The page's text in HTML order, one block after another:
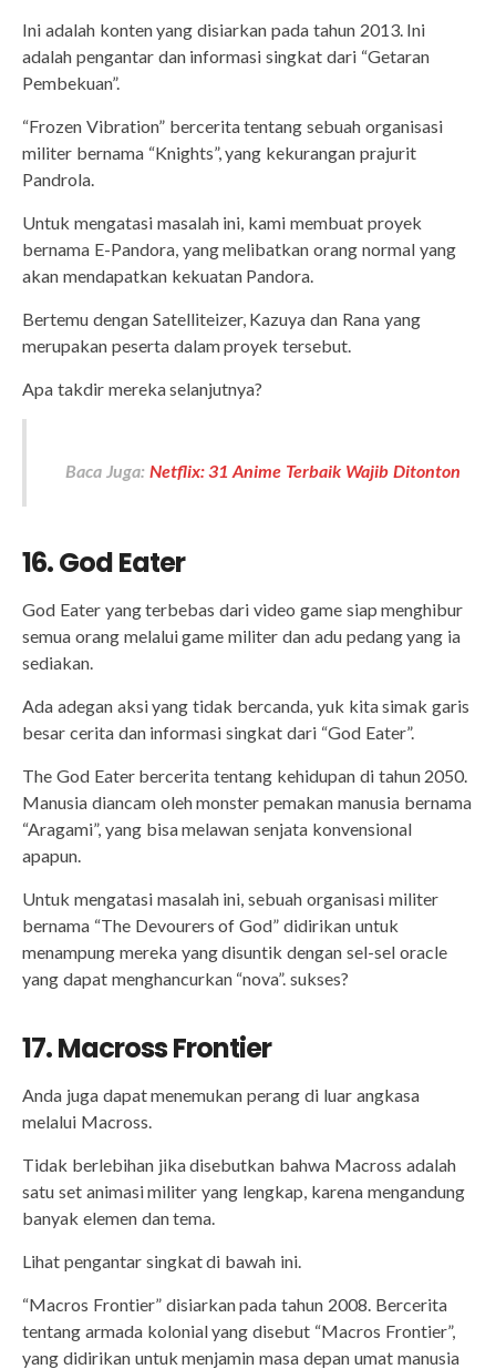
Ini adalah konten yang disiarkan pada tahun 2013. Ini
adalah pengantar dan informasi singkat dari “Getaran
Pembekuan”.
“Frozen Vibration” bercerita tentang sebuah organisasi
militer bernama “Knights”, yang kekurangan prajurit
Pandrola.
Untuk mengatasi masalah ini, kami membuat proyek
bernama E-Pandora, yang melibatkan orang normal yang
akan mendapatkan kekuatan Pandora.
Bertemu dengan Satelliteizer, Kazuya dan Rana yang
merupakan peserta dalam proyek tersebut.
Apa takdir mereka selanjutnya?
Baca Juga: Netflix: 31 Anime Terbaik Wajib Ditonton
16. God Eater
God Eater yang terbebas dari video game siap menghibur
semua orang melalui game militer dan adu pedang yang ia
sediakan.
Ada adegan aksi yang tidak bercanda, yuk kita simak garis
besar cerita dan informasi singkat dari “God Eater”.
The God Eater bercerita tentang kehidupan di tahun 2050.
Manusia diancam oleh monster pemakan manusia bernama
“Aragami”, yang bisa melawan senjata konvensional
apapun.
Untuk mengatasi masalah ini, sebuah organisasi militer
bernama “The Devourers of God” didirikan untuk
menampung mereka yang disuntik dengan sel-sel oracle
yang dapat menghancurkan “nova”. sukses?
17. Macross Frontier
Anda juga dapat menemukan perang di luar angkasa
melalui Macross.
Tidak berlebihan jika disebutkan bahwa Macross adalah
satu set animasi militer yang lengkap, karena mengandung
banyak elemen dan tema.
Lihat pengantar singkat di bawah ini.
“Macros Frontier” disiarkan pada tahun 2008. Bercerita
tentang armada kolonial yang disebut “Macros Frontier”,
yang didirikan untuk menjamin masa depan umat manusia